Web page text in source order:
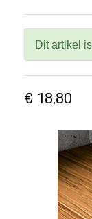
Porsche
Mijn account
Meer Porsche
Dit artikel
€ 18,80